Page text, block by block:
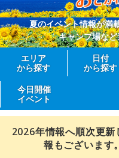
夏のイベント情報が満
キャンプ場な
エリア
から探す
日付
から探す
今日開催
イベント
2026年情報へ順次更
報もございます